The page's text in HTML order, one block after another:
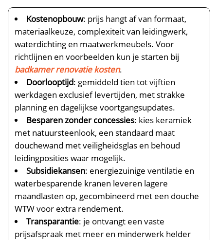
Kostenopbouw: prijs hangt af van formaat,
materiaalkeuze, complexiteit van leidingwerk,
waterdichting en maatwerkmeubels.​ Voor
richtlijnen en voorbeelden kun je starten bij
badkamer renovatie kosten.​
Doorlooptijd: gemiddeld tien tot vijftien
werkdagen exclusief levertijden, met strakke
planning en dagelijkse voortgangsupdates.​
Besparen zonder concessies: kies keramiek
met natuursteenlook, een standaard maat
douchewand met veiligheidsglas en behoud
leidingposities waar mogelijk.​
Subsidiekansen: energiezuinige ventilatie en
waterbesparende kranen leveren lagere
maandlasten op, gecombineerd met een douche
WTW voor extra rendement.​
Transparantie: je ontvangt een vaste
prijsafspraak met meer en minderwerk helder